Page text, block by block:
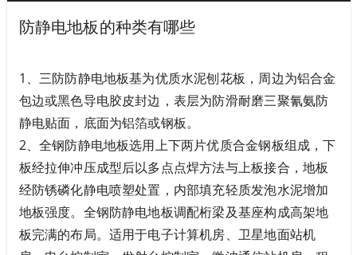
防静电地板的种类有哪些
1、三防防静电地板基为优质水泥刨花板，周边为铝合金
包边或黑色导电胶皮封边，表层为防滑耐磨三聚氰氨防
静电贴面，底面为铝箔或钢板。
2、全钢防静电地板选用上下两片优质合金钢板组成，下
板经拉伸冲压成型后以多点点焊方法与上板接合，地板
经防锈磷化静电喷塑处置，内部填充轻质发泡水泥增加
地板强度。全钢防静电地板调配桁梁及基座构成高架地
板完满的布局。适用于电子计算机房、卫星地面站机